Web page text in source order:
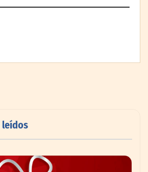
para gimnasios en México
leídos